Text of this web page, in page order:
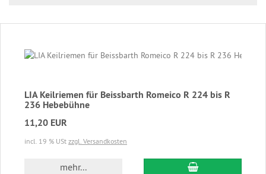
LIA Keilriemen für Beissbarth Romeico R 224 bis R
236 Hebebühne
11,20 EUR
incl. 19 % USt zzgl. Versandkosten
mehr... In den